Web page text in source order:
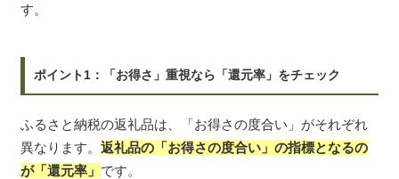
す。
ポイント1：「お得さ」重視なら「還元率」をチェック
ふるさと納税の返礼品は、「お得さの度合い」がそれぞれ
異なります。 返礼品の「お得さの度合い」の指標となるの
が「還元率」 です。